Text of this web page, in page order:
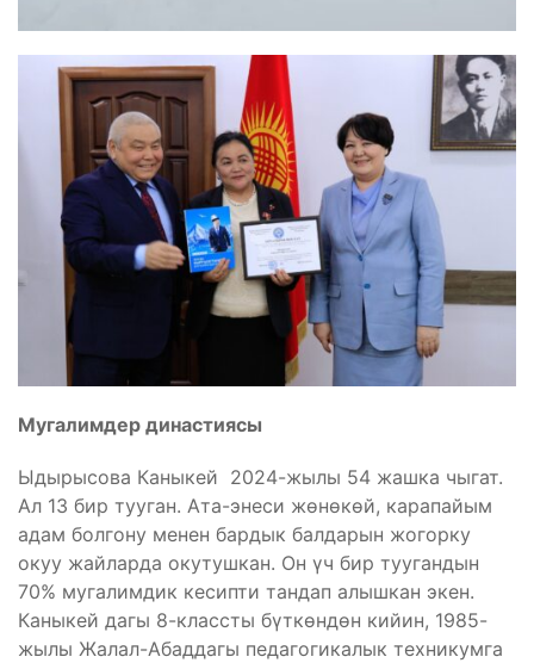
Мугалимдер династиясы
Ыдырысова Каныкей 2024-жылы 54 жашка чыгат.
Ал 13 бир тууган. Ата-энеси жөнөкөй, карапайым
адам болгону менен бардык балдарын жогорку
окуу жайларда окутушкан. Он үч бир туугандын
70% мугалимдик кесипти тандап алышкан экен.
Каныкей дагы 8-классты бүткөндөн кийин, 1985-
жылы Жалал-Абаддагы педагогикалык техникумга